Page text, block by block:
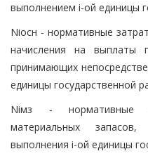
выполнением i-ой единицы
Niосн - нормативные
начисления на выплаты
принимающих
единицы государственной
Niмз - нормативные
материальных
выполнения i-ой единицы